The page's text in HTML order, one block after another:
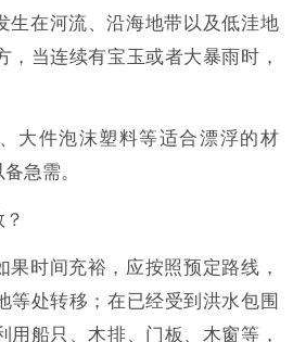
生在河流、沿海地带以及低洼地
，当连续有宝玉或者大暴雨时，
大件泡沫塑料等适合漂浮的材
急需。
果时间充裕，应按照预定路线，
等处转移；在已经受到洪水包围
用船只、木排、门板、木窗等，